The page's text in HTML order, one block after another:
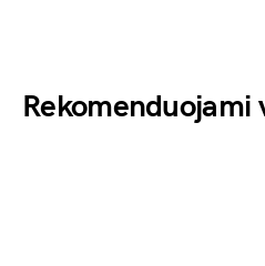
Rekomenduojami